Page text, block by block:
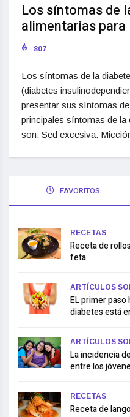
Los síntomas de
alimentarias
807
Los síntomas de la
(diabetes
presentar sus síntomas
principales síntomas de la
son: Sed excesiva.
FAVORITOS
RECETAS
Receta de
feta
ARTÍCULOS
EL primer paso
diabetes está
ARTÍCULOS
La incidencia
entre los
RECETAS
Receta de